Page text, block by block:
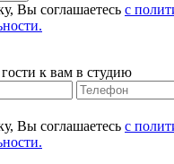
Вы соглашаетесь с
к вам в студию
Вы соглашаетесь с